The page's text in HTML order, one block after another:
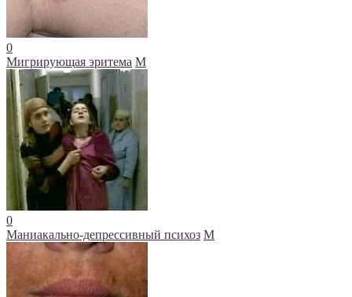
0
Мигрирующая эритема М
0
Маниакально-депрессивный психоз М